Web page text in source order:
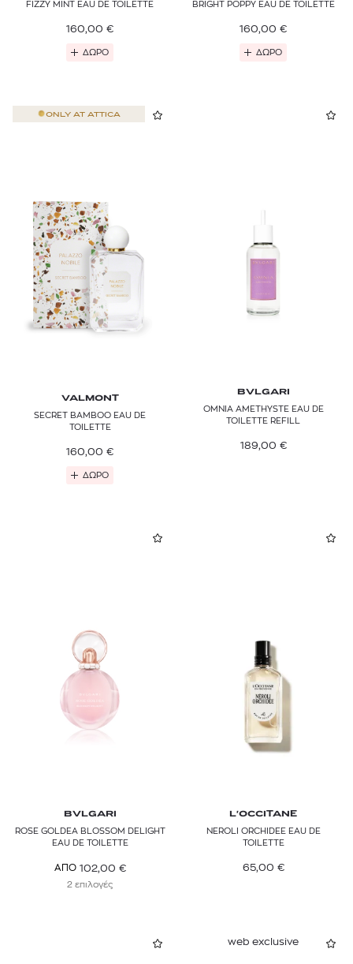
FIZZY MINT EAU DE TOILETTE
160,00 €
ΔΩΡΟ
BRIGHT POPPY EAU DE TOILETTE
160,00 €
ΔΩΡΟ
ONLY AT ATTICA
VALMONT
SECRET BAMBOO EAU DE
TOILETTE
160,00 €
ΔΩΡΟ
BVLGARI
OMNIA AMETHYSTE EAU DE
TOILETTE REFILL
189,00 €
BVLGARI
ROSE GOLDEA BLOSSOM DELIGHT
EAU DE TOILETTE
ΑΠΟ 102,00 €
2 επιλογές
L'OCCITANE
NEROLI ORCHIDEE EAU DE
TOILETTE
65,00 €
web exclusive